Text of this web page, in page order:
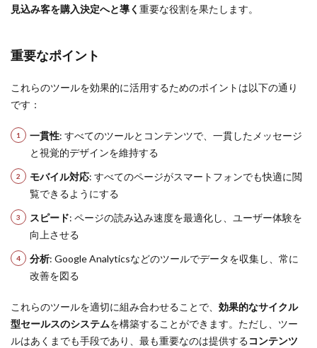
見込み客を購入決定へと導く 重要な役割を果たします。
重要なポイント
これらのツールを効果的に活用するためのポイントは以下の通り
です：
一貫性: すべてのツールとコンテンツで、一貫したメッセージ
と視覚的デザインを維持する
モバイル対応: すべてのページがスマートフォンでも快適に閲
覧できるようにする
スピード: ページの読み込み速度を最適化し、ユーザー体験を
向上させる
分析: Google Analyticsなどのツールでデータを収集し、常に
改善を図る
これらのツールを適切に組み合わせることで、 効果的なサイクル
型セールスのシステムを構築することができます。ただし、ツー
ルはあくまでも手段であり、最も重要なのは提供するコンテンツ